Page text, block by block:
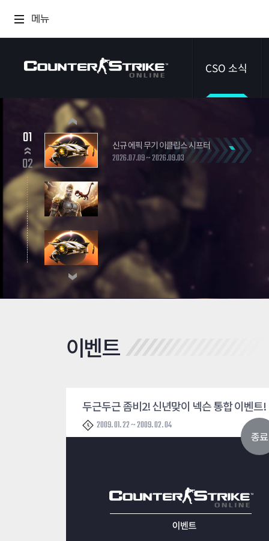
메뉴
CSO 소식
이벤트
신규 에픽 무기 이클립스 시프터
2026.07.09 ~ 2026.09.03
01
02
이벤트
종료
두근두근 좀비2! 신년맞이 넥슨 통합 이벤트!
2009. 01. 22 ~ 2009. 02. 04